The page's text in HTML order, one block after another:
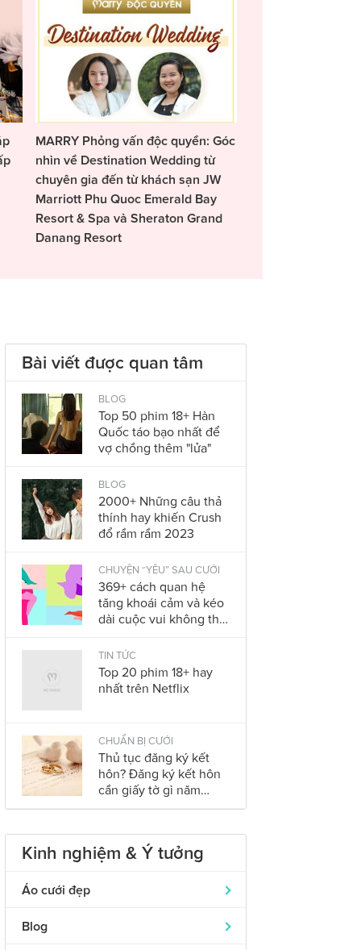
MARRY Phỏng vấn độc quyền: Góc
nhìn về Destination Wedding từ
chuyên gia đến từ khách sạn JW
Marriott Phu Quoc Emerald Bay
Resort & Spa và Sheraton Grand
Danang Resort
Bài viết được quan tâm
BLOG
Top 50 phim 18+ Hàn
Quốc táo bạo nhất để
vợ chồng thêm "lửa"
BLOG
2000+ Những câu thả
thính hay khiến Crush
đổ rầm rầm 2023
CHUYỆN “YÊU” SAU CƯỚI
369+ cách quan hệ
tăng khoái cảm và kéo
dài cuộc vui không thể
2023
TIN TỨC
Top 20 phim 18+ hay
nhất trên Netflix
CHUẨN BỊ CƯỚI
Thủ tục đăng ký kết
hôn? Đăng ký kết hôn
cần giấy tờ gì năm
2023?
Kinh nghiệm & Ý tưởng
Áo cưới đẹp
Áo dài cưới
319
Blog